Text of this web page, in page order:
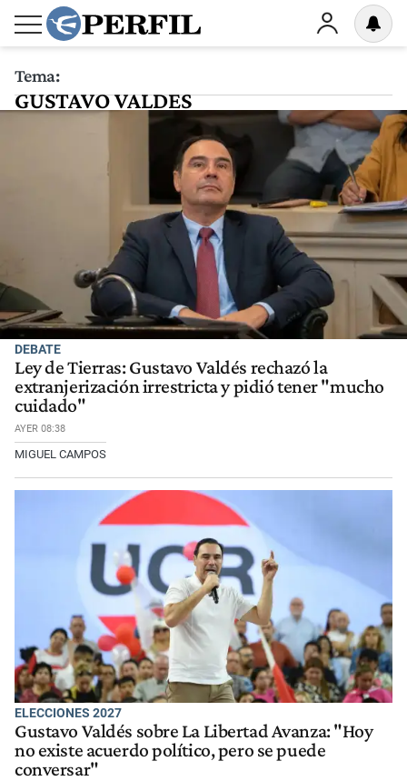
Tema:
GUSTAVO VALDES
DEBATE
Ley de Tierras: Gustavo Valdés rechazó la
extranjerización irrestricta y pidió tener "mucho
cuidado"
AYER 08:38
MIGUEL CAMPOS
ELECCIONES 2027
Gustavo Valdés sobre La Libertad Avanza: "Hoy
no existe acuerdo político, pero se puede
conversar"